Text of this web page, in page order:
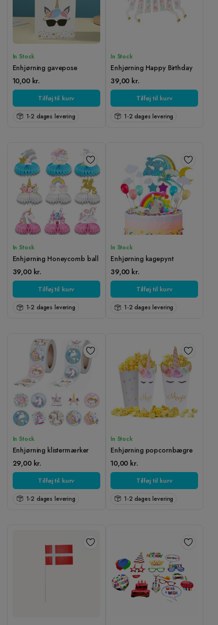
In Stock
Enhjørning gavepose
10,00 kr.
Tilføj til kurv
1-2 dages levering
In Stock
Enhjørning Happy Birthday
39,00 kr.
Tilføj til kurv
1-2 dages levering
In Stock
Enhjørning Honeycomb ball
39,00 kr.
Tilføj til kurv
1-2 dages levering
In Stock
Enhjørning kagepynt
39,00 kr.
Tilføj til kurv
1-2 dages levering
In Stock
Enhjørning klistermærker
29,00 kr.
Tilføj til kurv
1-2 dages levering
In Stock
Enhjørning popcornbægre
10,00 kr.
Tilføj til kurv
1-2 dages levering